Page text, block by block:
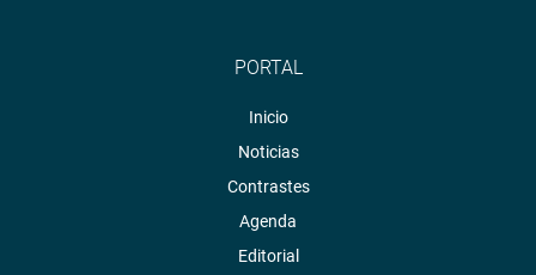
PORTAL
Inicio
Noticias
Contrastes
Agenda
Editorial